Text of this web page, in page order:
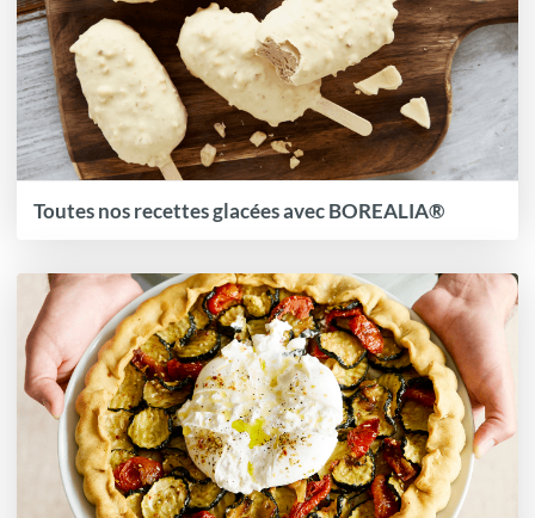
Toutes nos recettes glacées avec BOREALIA®